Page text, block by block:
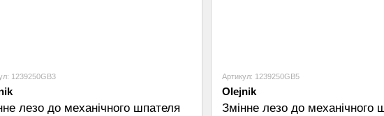
1239250GB3
лезо до механічного шпателя
Артикул: 1239250GB5
Olejnik
Змінне лезо до механічного